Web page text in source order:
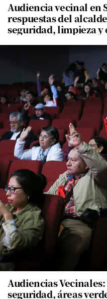
Audiencia vecinal en
respuestas del
seguridad, limpieza y
Audiencias
seguridad, áreas